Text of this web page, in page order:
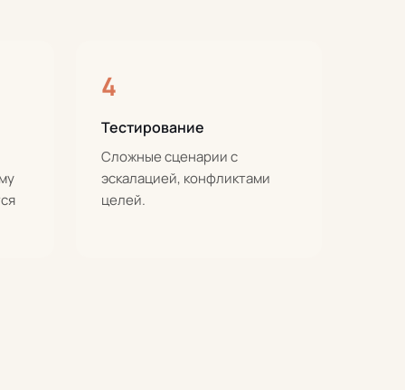
4
Тестирование
Сложные сценарии с
эскалацией, конфликтами
целей.